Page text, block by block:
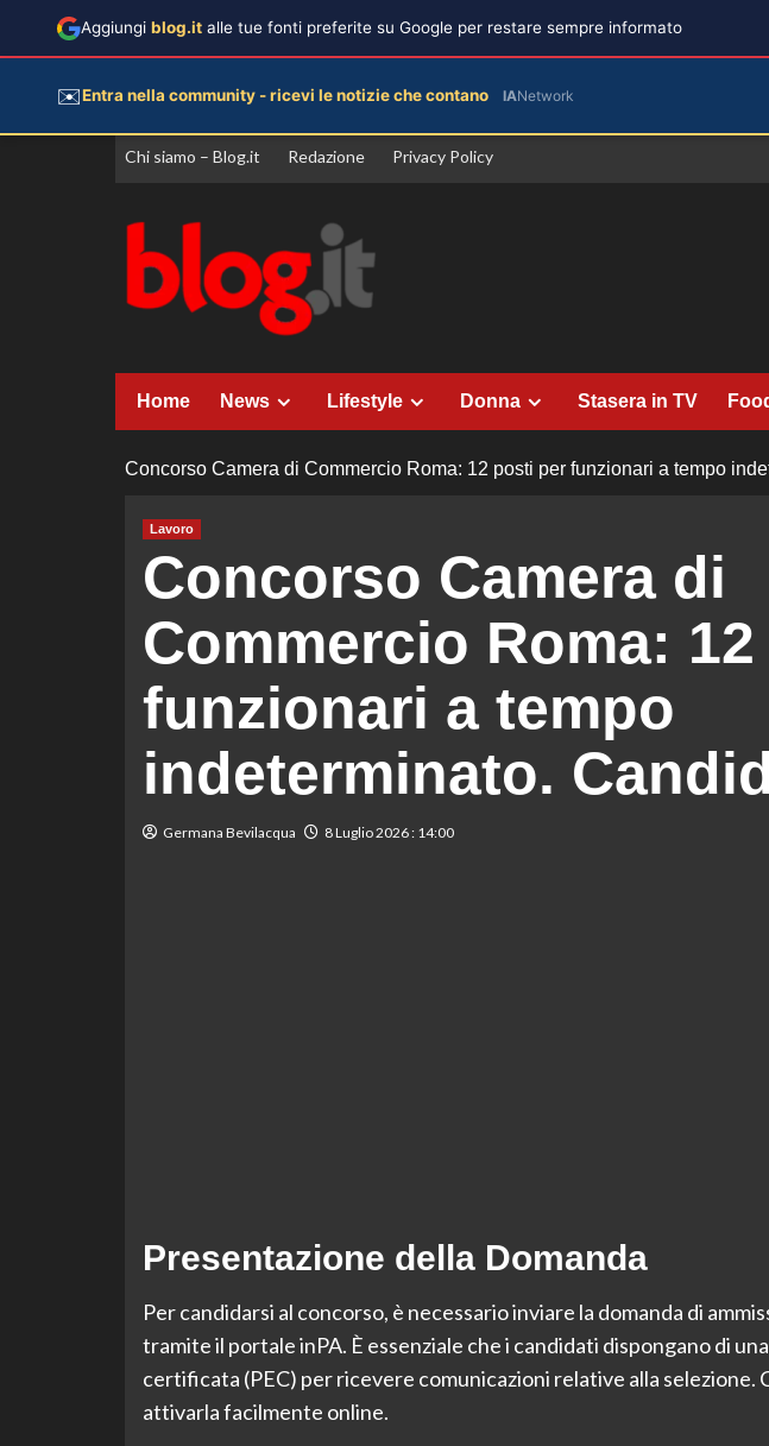
Vai
Chi siamo – Blog.it Redazione Privacy Policy
Home News Lifestyle Donna Stasera in TV
Concorso Camera di Commercio Roma: 12 posti per funzionari a tempo
Lavoro
Concorso Camera di
Commercio Roma:
funzionari a tempo
indeterminato.
Germana Bevilacqua 8 Luglio 2026 : 14:00
Presentazione della Domanda
Per candidarsi al concorso, è necessario inviare la domanda di
tramite il portale inPA. È essenziale che i candidati dispongano di
certificata (PEC) per ricevere comunicazioni relative alla selezione.
attivarla facilmente online.
Aggiungi blog.it alle tue fonti preferite su Google per restare sempre informato
✉️Entra nella community - ricevi le notizie che contano IANetwork